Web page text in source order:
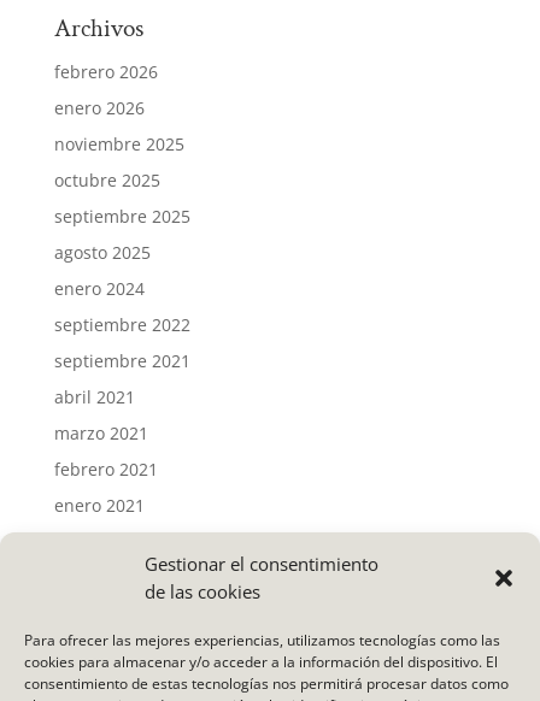
Gestionar el consentimiento
de las cookies
Para ofrecer las mejores experiencias, utilizamos tecnologías como las
cookies para almacenar y/o acceder a la información del dispositivo. El
consentimiento de estas tecnologías nos permitirá procesar datos como
Archivos
febrero 2026
enero 2026
noviembre 2025
octubre 2025
septiembre 2025
agosto 2025
enero 2024
septiembre 2022
septiembre 2021
abril 2021
marzo 2021
febrero 2021
enero 2021
Categorías
Noticias
Uncategorized